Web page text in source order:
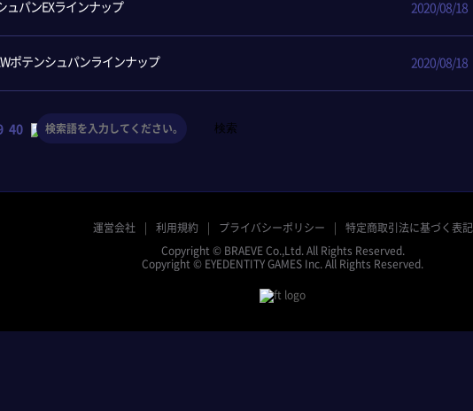
ュパンEXラインナップ 2020/08/18
ポテンシュパンラインナップ 2020/08/18
40 検索
運営会社 利用規約 プライバシーポリシー 特定商取引法に基づく表記
Copyright © BRAEVE Co.,Ltd. All Rights Reserved.
Copyright © EYEDENTITY GAMES Inc. All Rights Reserved.